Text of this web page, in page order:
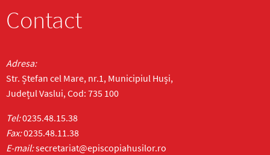
Contact
Adresa:
Str. Ștefan cel Mare, nr.1, Municipiul Huși,
Județul Vaslui, Cod: 735 100
Tel:0235.48.15.38
Fax:0235.48.11.38
E-mail:secretariat@episcopiahusilor.ro